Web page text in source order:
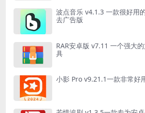
波点音乐 v4.1.3 一款很好用
去广告版
RAR安卓版 v7.11 一个强大
具
小影 Pro v9.21.1一款非常好